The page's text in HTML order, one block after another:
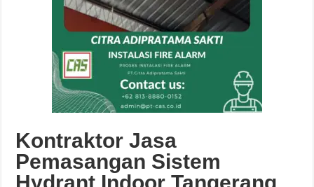
Kontraktor Jasa
Pemasangan Sistem